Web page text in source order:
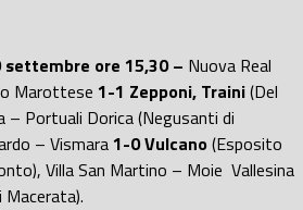
ore 15,30– Nuova Real
Marottese 1-1 Zepponi, Traini(Del
– Portuali Dorica (Negusanti di
– Vismara1-0 Vulcano(Esposito
Villa San Martino – Moie Vallesina
Macerata).